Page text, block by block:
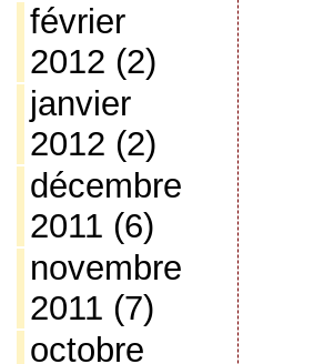
février
2012 (2)
janvier
2012 (2)
décembre
2011 (6)
novembre
2011 (7)
octobre